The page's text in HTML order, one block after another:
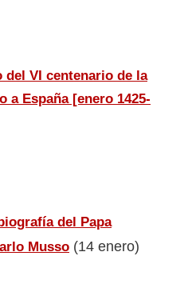
VI centenario de la
a España [enero 1425-
del Papa
Musso (14 enero)